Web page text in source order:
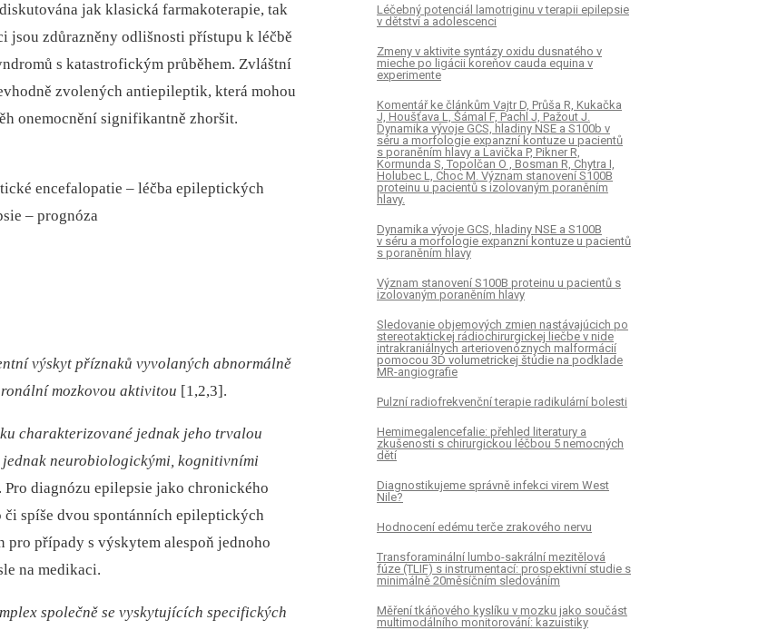
jak klasická farmakoterapie, tak
jsou zdůrazněny odlišnosti přístupu k léčbě
s katastrofickým průběhem. Zvláštní
zvolených antiepileptik, která mohou
onemocnění signifikantně zhoršit.
encefalopatie –⁠ léčba epileptických
–⁠ prognóza
výskyt příznaků vyvolaných abnormálně
mozkovou aktivitou [1,2,3].
charakterizované jednak jeho trvalou
neurobiologickými, kognitivními
Pro diagnózu epilepsie jako chronického
spíše dvou spontánních epileptických
případy s výskytem alespoň jednoho
na medikaci.
společně se vyskytujících specifických
Léčebný potenciál lamotriginu v terapii epilepsie
v dětství a adolescenci
Zmeny v aktivite syntázy oxidu dusnatého v
mieche po ligácii koreňov cauda equina v
experimente
Komentář ke článkům Vajtr D, Průša R, Kukačka
J, Houšťava L, Šámal F, Pachl J, Pažout J.
Dynamika vývoje GCS, hladiny NSE a S100b v
séru a morfologie expanzní kontuze u pacientů
s poraněním hlavy a Lavička P, Pikner R,
Kormunda S, Topolčan O , Bosman R, Chytra I,
Holubec L, Choc M. Význam stanovení S100B
proteinu u pacientů s izolovaným poraněním
hlavy.
Dynamika vývoje GCS, hladiny NSE a S100B
v séru a morfologie expanzní kontuze u pacientů
s poraněním hlavy
Význam stanovení S100B proteinu u pacientů s
izolovaným poraněním hlavy
Sledovanie objemových zmien nastávajúcich po
stereotaktickej rádiochirurgickej liečbe v nide
intrakraniálnych arteriovenóznych malformácií
pomocou 3D volumetrickej štúdie na podklade
MR-angiografie
Pulzní radiofrekvenční terapie radikulární bolesti
Hemimegalencefalie: přehled literatury a
zkušenosti s chirurgickou léčbou 5 nemocných
dětí
Diagnostikujeme správně infekci virem West
Nile?
Hodnocení edému terče zrakového nervu
Transforaminální lumbo-sakrální mezitělová
fúze (TLIF) s instrumentací: prospektivní studie s
minimálně 20měsíčním sledováním
Měření tkáňového kyslíku v mozku jako součást
multimodálního monitorování: kazuistiky